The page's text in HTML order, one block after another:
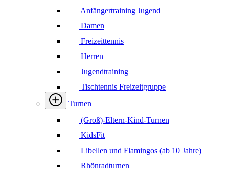
Anfängertraining Jugend
Damen
Freizeittennis
Herren
Jugendtraining
Tischtennis Freizeitgruppe
Turnen
(Groß)-Eltern-Kind-Turnen
KidsFit
Libellen und Flamingos (ab 10 Jahre)
Rhönradturnen